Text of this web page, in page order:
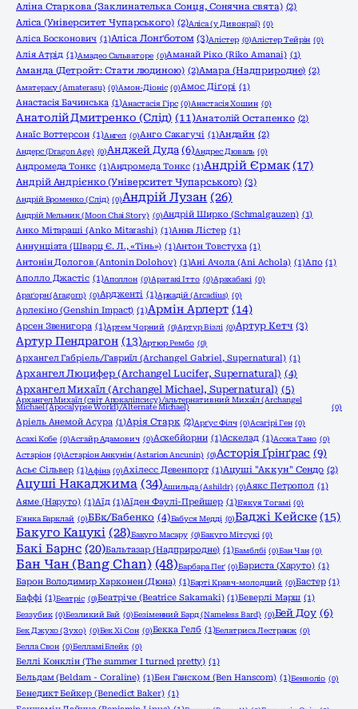
Аліна Старкова (Заклинателька Сонця, Сонячна свята) (2)
Аліса (Університет Чупарського) (2)Аліса (у Дивокраї) (0)
Аліса Босконович (1)Аліса Лонґботом (3)Алістер (0)Алістер Тейрін (0)
Алія Атрід (1)Амадео Сальваторе (0)Аманай Ріко (Riko Amanai) (1)
Аманда (Детройт: Стати людиною) (2)Амара (Надприродне) (2)
Аматерасу (Amaterasu) (0)Амон-Діоніс (0)Амос Діґорі (1)
Анастасія Бачинська (1)Анастасія Гірс (0)Анастасія Хошин (0)
Анатолій Дмитренко (Слід) (11)Анатолій Остапенко (2)
Анаїс Воттерсон (1)Ангел (0)Анго Сакагучі (1)Андайн (2)
Андерс (Dragon Age) (0)Анджей Дуда (6)Андрес Дюваль (0)
Андромеда Тонкс (1)Андромеда Тонкс (1)Андрій Єрмак (17)
Андрій Андрієнко (Університет Чупарського) (3)
Андрій Броменко (Слід) (0)Андрій Лузан (26)
Андрій Мельник (Moon Chai Story) (0)Андрій Ширко (Schmalgauzen) (1)
Анко Мітараші (Anko Mitarashi) (1)Анна Лістер (1)
Аннунціата (Шварц Є. Л., «Тінь») (1)Антон Товстуха (1)
Антонін Дологов (Antonin Dolohov) (1)Ані Ачола (Ani Achola) (1)Апо (1)
Аполло Джастіс (1)Аполлон (0)Аратакі Ітто (0)Арахабакі (0)
Араґорн (Aragorn) (0)Ардженті (1)Аркадій (Arcadius) (0)
Арлекіно (Genshin Impact) (1)Армін Арлерт (14)
Арсен Звенигора (1)Артем Чорний (0)Артур Візлі (0)Артур Кетч (3)
Артур Пендрагон (13)Артюр Рембо (0)
Архангел Габріель/Гавриїл (Archangel Gabriel, Supernatural) (1)
Архангел Люцифер (Archangel Lucifer, Supernatural) (4)
Архангел Михаїл (Archangel Michael, Supernatural) (5)
Архангел Михаїл (світ Апокаліпсису)/альтернативний Михаїл (Archangel
Michael (Apocalypse World)/Alternate Michael)
(0)
Аріель Анемой Асура (1)Арія Старк (2)Арґус Філч (0)Асагірі Ген (0)
Асахі Кобе (0)Асгайр Адамович (0)Аскебйорни (1)Аскелад (1)Асока Тано (0)
Астаріон (0)Астаріон Анкунін (Astarion Ancunin) (0)Асторія Ґрінґрас (9)
Асьє Сільвер (1)Афіна (0)Ахілесс Девенпорт (1)Ацуші "Аккун" Сендо (2)
Ацуші Накаджима (34)Ашильда (Ashildr) (0)Аякс Петропол (1)
Аяме (Наруто) (1)Аїд (1)Аїден Фаулі-Прейшер (1)Б'якуя Тогамі (0)
Б'янка Барклай (0)ББк/Бабенко (4)Бабуся Медді (0)Баджі Кейске (15)
Бакуго Кацукі (28)Бакуго Масару (0)Бакуго Мітсукі (0)
Бакі Барнс (20)Бальтазар (Надприродне) (1)Бамблбі (0)Бан Чан (0)
Бан Чан (Bang Chan) (48)Барбара Пеґ (0)Бариста (Харуто) (1)
Барон Володимир Харконен (Дюна) (1)Барті Кравч-молодший (0)Бастер (1)
Баффі (1)Беатріс (0)Беатріче (Beatrice Sakamaki) (1)Беверлі Марш (1)
Беззубик (0)Безликий Бай (0)Безіменний Бард (Nameless Bard) (0)Бей Доу (6)
Бек Джухо (Зухо) (0)Бек Хі Сон (0)Бекка Гелб (1)Белатриса Лестранж (0)
Белла Свон (0)Белламі Блейк (0)
Беллі Конклін (The summer I turned pretty) (1)
Бельдам (Beldam - Coraline) (1)Бен Ганском (Ben Hanscom) (1)Бенволіо (0)
Бенедикт Бейкер (Benedict Baker) (1)